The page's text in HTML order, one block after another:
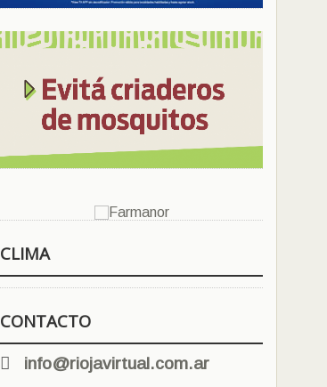
CLIMA
CONTACTO
info@riojavirtual.com.ar